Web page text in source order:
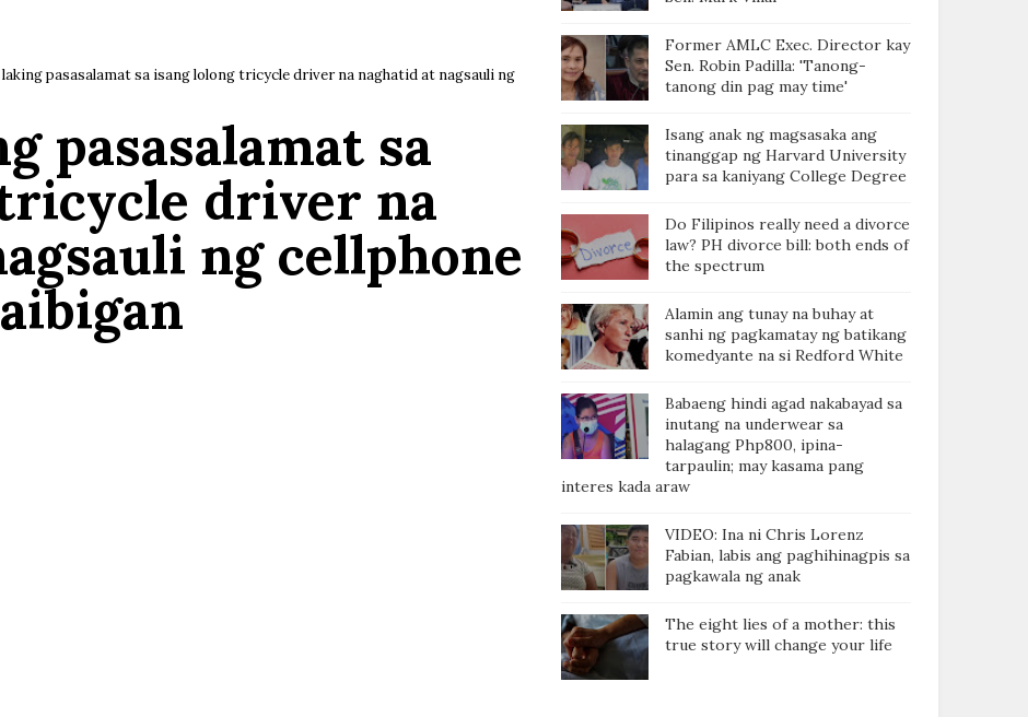
pasasalamat sa isang lolong tricycle driver na naghatid at nagsauli ng
pasasalamat sa
driver na
ng cellphone
Former AMLC Exec. Director kay
Sen. Robin Padilla: 'Tanong-
tanong din pag may time'
Isang anak ng magsasaka ang
tinanggap ng Harvard University
para sa kaniyang College Degree
Do Filipinos really need a divorce
law? PH divorce bill: both ends of
the spectrum
Alamin ang tunay na buhay at
sanhi ng pagkamatay ng batikang
komedyante na si Redford White
Babaeng hindi agad nakabayad sa
inutang na underwear sa
halagang Php800, ipina-
tarpaulin; may kasama pang
interes kada araw
VIDEO: Ina ni Chris Lorenz
Fabian, labis ang paghihinagpis sa
pagkawala ng anak
The eight lies of a mother: this
true story will change your life